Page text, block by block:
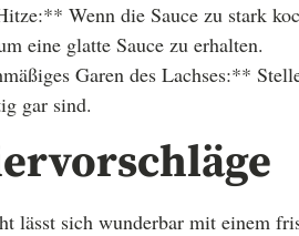
Wenn die Sauce zu stark
eine glatte Sauce zu erhalten.
Garen des Lachses:**
gar sind.
lässt sich wunderbar mit einem